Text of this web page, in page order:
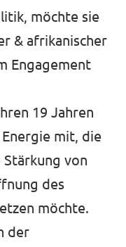
möchte sie
& afrikanischer
Engagement
19 Jahren
mit, die
von
des
möchte.
der